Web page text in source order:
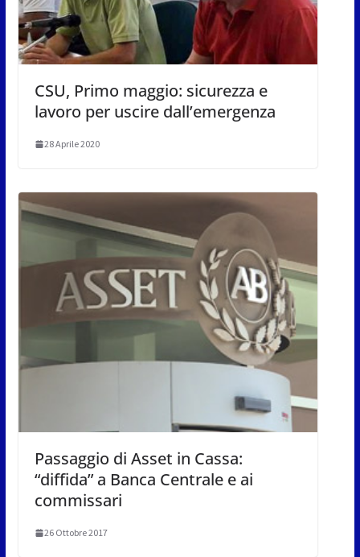
CSU, Primo maggio: sicurezza e
lavoro per uscire dall’emergenza
28 Aprile 2020
Passaggio di Asset in Cassa:
“diffida” a Banca Centrale e ai
commissari
26 Ottobre 2017